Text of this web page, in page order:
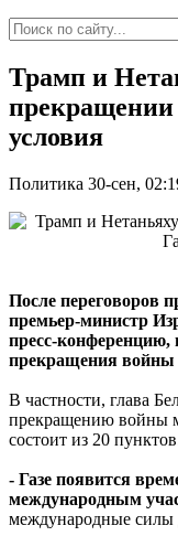
Трамп и
условия
Политика 30-сен,
После переговоров
премьер-министр
пресс-конференцию,
прекращения войны
В частности, глава
прекращению войны
состоит из 20
- Газе появится
международным
международные силы